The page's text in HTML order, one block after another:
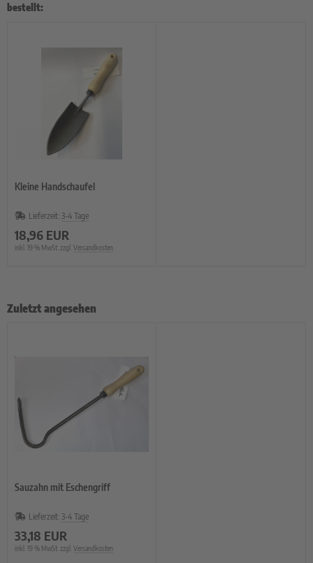
bestellt:
Kleine Handschaufel
Lieferzeit: 3-4 Tage
18,96 EUR
inkl. 19 % MwSt. zzgl. Versandkosten
Zuletzt angesehen
Sauzahn mit Eschengriff
Lieferzeit: 3-4 Tage
33,18 EUR
inkl. 19 % MwSt. zzgl. Versandkosten